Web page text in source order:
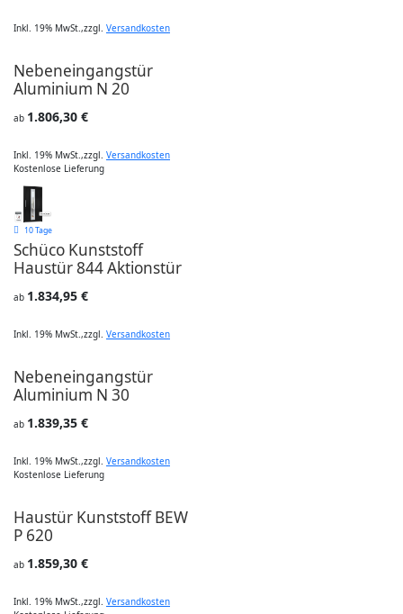
Inkl. 19% MwSt.,zzgl. Versandkosten
Nebeneingangstür
Aluminium N 20
ab 1.806,30 €
Inkl. 19% MwSt.,zzgl. Versandkosten
Kostenlose Lieferung
10 Tage
Schüco Kunststoff
Haustür 844 Aktionstür
ab 1.834,95 €
Inkl. 19% MwSt.,zzgl. Versandkosten
Nebeneingangstür
Aluminium N 30
ab 1.839,35 €
Inkl. 19% MwSt.,zzgl. Versandkosten
Kostenlose Lieferung
Haustür Kunststoff BEW
P 620
ab 1.859,30 €
Inkl. 19% MwSt.,zzgl. Versandkosten